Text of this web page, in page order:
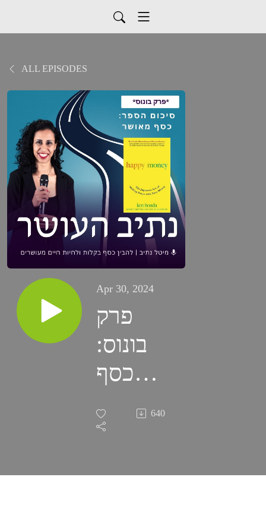
ALL EPISODES
Apr 30, 2024
פרק
בונוס:
כסף
מאושר -
סיכום
640